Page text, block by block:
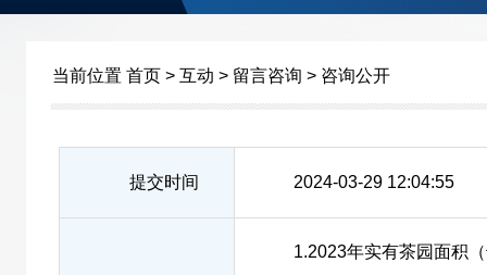
当前位置 首页> 互动 > 留言咨询 > 咨询公开
提交时间 2024-03-29 12:04:55
1.2023年实有茶园面积